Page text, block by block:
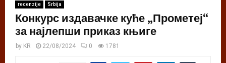
recenzije Srbija
Конкурс издавачке куће „Прометеј“
за најлепши приказ књиге
by KR 22/08/2024 0 1781